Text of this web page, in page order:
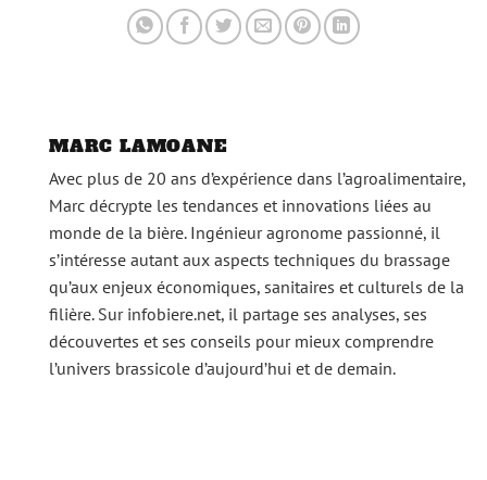
MARC LAMOANE
Avec plus de 20 ans d’expérience dans l’agroalimentaire,
Marc décrypte les tendances et innovations liées au
monde de la bière. Ingénieur agronome passionné, il
s’intéresse autant aux aspects techniques du brassage
qu’aux enjeux économiques, sanitaires et culturels de la
filière. Sur infobiere.net, il partage ses analyses, ses
découvertes et ses conseils pour mieux comprendre
l’univers brassicole d’aujourd’hui et de demain.